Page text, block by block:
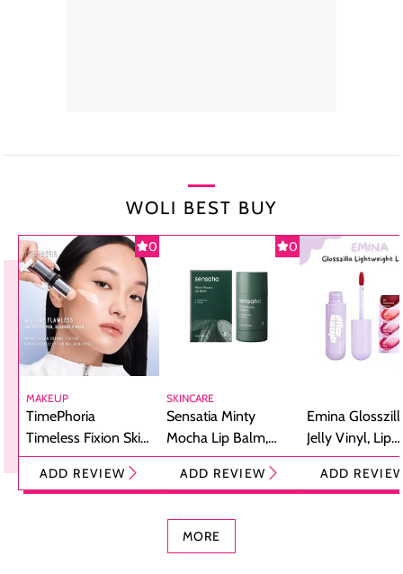
WOLI BEST BUY
0
MAKEUP
TimePhoria
Timeless Fixion Skin
Tint Stick,
Foundation dan
ADD REVIEW
0
SKINCARE
Sensatia Minty
Mocha Lip Balm,
Pelembap Bibir
dengan Aroma
ADD REVIEW
Emina
Jelly Vinyl, Lip
Cream Glossy
Ringan
ADD
MORE